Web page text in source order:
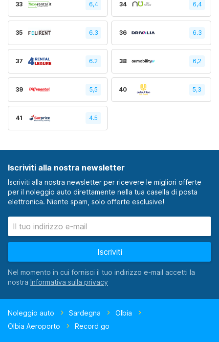
33 6,4 34 6,4
35 6.3 36 6.3
37 6.2 38 6,2
39 5,5 40 5,3
41 4.5
Iscriviti alla nostra newsletter
Iscriviti alla nostra newsletter per ricevere le migliori offerte
per il noleggio auto direttamente nella tua casella di posta
elettronica. Niente spam, solo offerte esclusive!
Iscriviti
Nel momento in cui fornisci il tuo indirizzo e-mail accetti la
nostra
Noleggio auto Sardegna
Olbia
Olbia Aeroporto
Record go